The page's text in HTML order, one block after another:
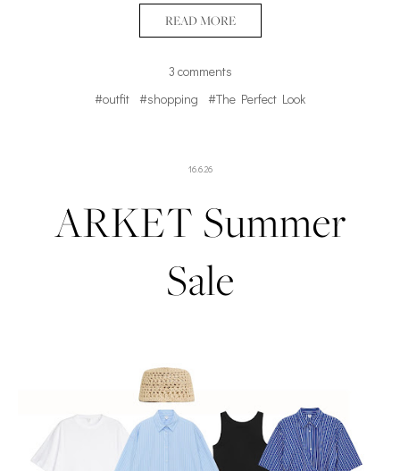
READ MORE
3 comments
#outfit
#shopping #The Perfect Look
16.6.26
ARKET Summer
Sale